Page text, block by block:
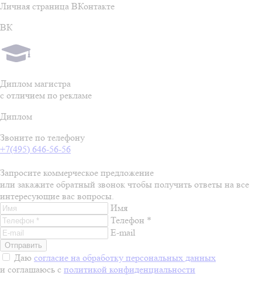
Личная страница ВКонтакте
ВК
Диплом магистра
с отличием по рекламе
Диплом
Звоните по телефону
+7(495) 646-56-56
Запросите коммерческое предложение
или закажите обратный звонок чтобы получить ответы на все
интересующие вас вопросы.
Имя
Телефон *
E-mail
Даю согласие на обработку персональных данных
и соглашаюсь с политикой конфиденциальности